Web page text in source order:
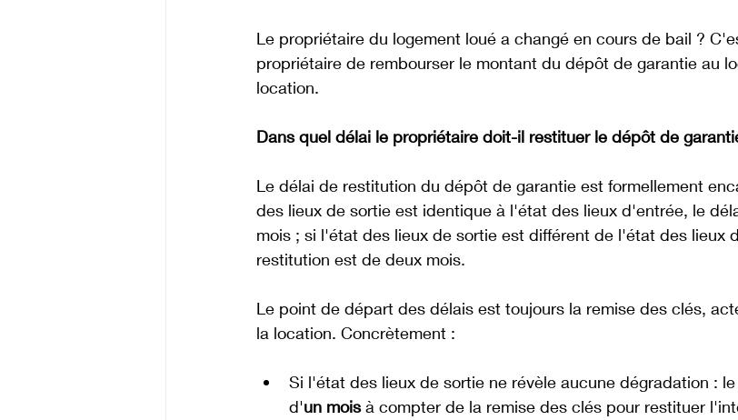
Le propriétaire du logement loué a changé en cours de bail ?
propriétaire de rembourser le montant du dépôt de garantie au
location.
Dans quel délai le propriétaire doit-il restituer le dépôt de
Le délai de restitution du dépôt de garantie est formellement
des lieux de sortie est identique à l'état des lieux d'entrée, le
mois ; si l'état des lieux de sortie est différent de l'état des lieux
restitution est de deux mois.
Le point de départ des délais est toujours la remise des clés,
la location. Concrètement :
Si l'état des lieux de sortie ne révèle aucune dégradation :
d'un mois à compter de la remise des clés pour restituer